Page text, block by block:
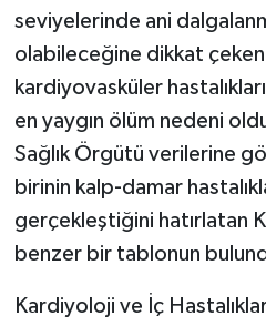
seviyelerinde ani
olabileceğine dikkat
kardiyovasküler
en yaygın ölüm nedeni
Sağlık Örgütü verilerine
birinin kalp-damar
gerçekleştiğini hatırlatan
benzer bir tablonun
Kardiyoloji ve İç